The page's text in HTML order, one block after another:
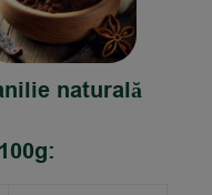
naturală